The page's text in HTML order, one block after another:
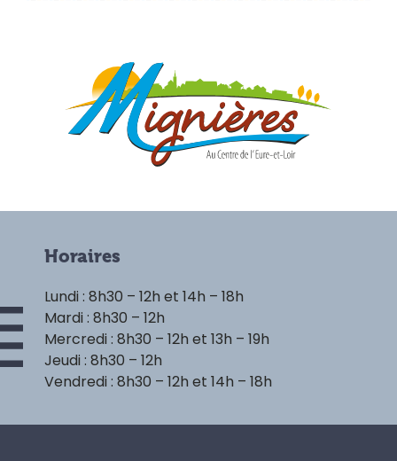
Horaires
Lundi : 8h30 – 12h et 14h – 18h
Mardi : 8h30 – 12h
Mercredi : 8h30 – 12h et 13h – 19h
Jeudi : 8h30 – 12h
Vendredi : 8h30 – 12h et 14h – 18h